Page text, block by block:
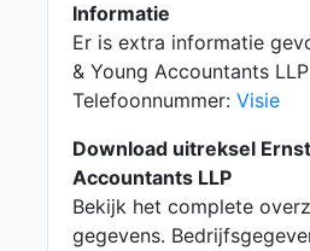
Informatie
Er is extra informatie
& Young Accountants LLP
Telefoonnummer: Visie
Download uitreksel
Accountants LLP
Bekijk het complete
gegevens.